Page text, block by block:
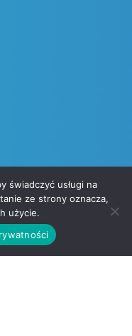
świadczyć usługi na
ze strony oznacza,
użycie.